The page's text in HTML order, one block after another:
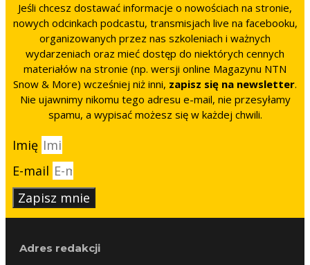
Jeśli chcesz dostawać informacje o nowościach na stronie,
nowych odcinkach podcastu, transmisjach live na facebooku,
organizowanych przez nas szkoleniach i ważnych
wydarzeniach oraz mieć dostęp do niektórych cennych
materiałów na stronie (np. wersji online Magazynu NTN
Snow & More) wcześniej niż inni, zapisz się na newsletter.
Nie ujawnimy nikomu tego adresu e-mail, nie przesyłamy
spamu, a wypisać możesz się w każdej chwili.
Imię
E-mail
Zapisz mnie
Adres redakcji